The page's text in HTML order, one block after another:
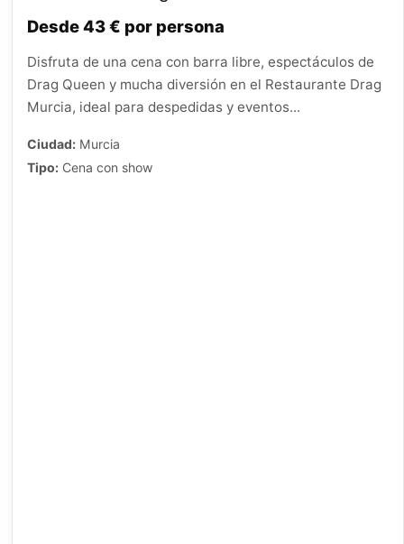
Desde 43 € por persona
Disfruta de una cena con barra libre, espectáculos de
Drag Queen y mucha diversión en el Restaurante Drag
Murcia, ideal para despedidas y eventos...
Ciudad: Murcia
Tipo: Cena con show